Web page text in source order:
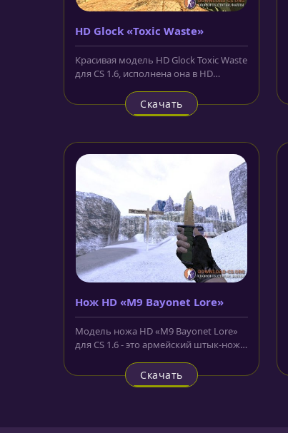
HD Glock «Toxic Waste»
Красивая модель HD Glock Toxic Waste
для CS 1.6, исполнена она в HD
Скачать
Нож HD «M9 Bayonet Lore»
Модель ножа HD «M9 Bayonet Lore»
для CS 1.6 - это армейский штык-нож,
Скачать